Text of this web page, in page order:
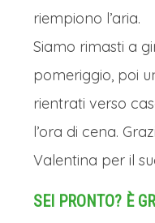
riempiono l’aria.
Siamo rimasti a
pomeriggio, poi
rientrati verso
l’ora di cena.
Valentina per il
SEI PRONTO? È